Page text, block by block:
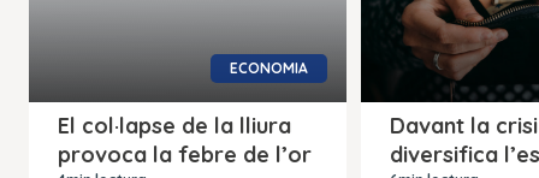
ECONOMIA
El col·lapse de la lliura
provoca la febre de l’or
Davant la
diversifica